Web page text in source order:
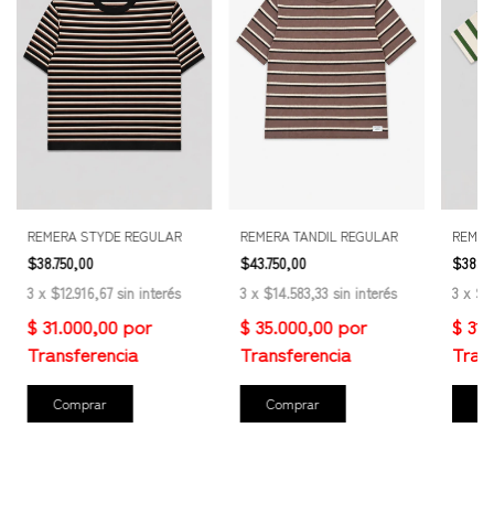
REMERA STYDE REGULAR
$38.750,00
3 x $12.916,67 sin interés
Comprar
REMERA TANDIL REGULAR
$43.750,00
3 x $14.583,33 sin interés
Comprar
3 x